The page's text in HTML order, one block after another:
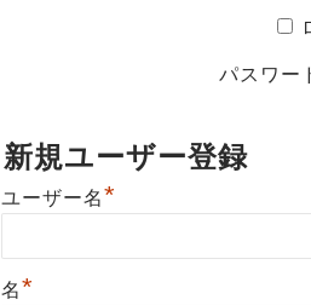
パスワー
新規ユーザー登録
ユーザー名*
名*